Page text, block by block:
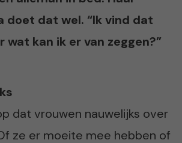
doet dat wel. “Ik vind dat
wat kan ik er van zeggen?”
dat vrouwen nauwelijks over
ze er moeite mee hebben of